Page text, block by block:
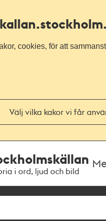
cookies, för att
Välj vilka kakor vi får
i ord, ljud och bild